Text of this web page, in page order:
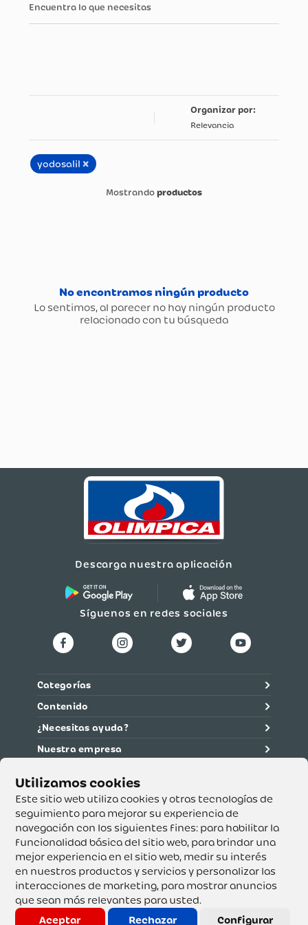
Este sitio web utiliza cookies y otras tecnologías de
seguimiento para mejorar su experiencia de
navegación con los siguientes fines: para habilitar la
funcionalidad básica del sitio web, para brindar una
mejor experiencia en el sitio web, medir su interés
en nuestros productos y servicios y personalizar las
interacciones de marketing, para mostrar anuncios
que sean más relevantes para usted.
Aceptar
Rechazar Configurar
Encuentra lo que necesitas
Relevancia
yodosalil ×
productos
Descarga nuestra aplicación
Síguenos en redes sociales
Categorías
Contenido
¿Necesitas ayuda?
Nuestra empresa
Supertiendas y Drogería Olímpica S.A. - Nit 890.107.487 -
Dirección de notificación: Calle 53 No. 46-192 local 3-01
Teléfono: 3232540999 - Correo:
servicioalcliente@olimpica.com.co
Copyright o Actualización 2023 OLÍMPICA S.A. Derechos
Reservados.